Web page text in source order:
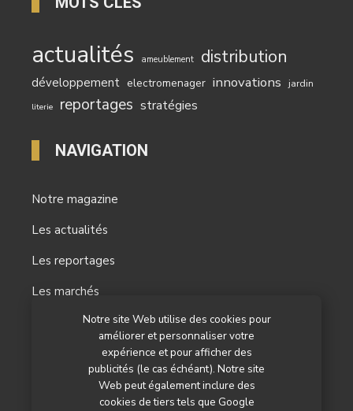
Notre site Web utilise des cookies pour
améliorer et personnaliser votre
expérience et pour afficher des
publicités (le cas échéant). Notre site
Web peut également inclure des
cookies de tiers tels que Google
actualités ameublement distribution
développement electromenager innovations jardin
literie reportages stratégies
NAVIGATION
Notre magazine
Les actualités
Les reportages
Les marchés
Nos autres titres